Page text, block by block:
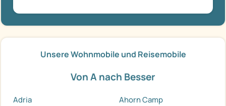
Unsere Wohnmobile und Reisemobile
Von A nach Besser
Adria
Ahorn Camp